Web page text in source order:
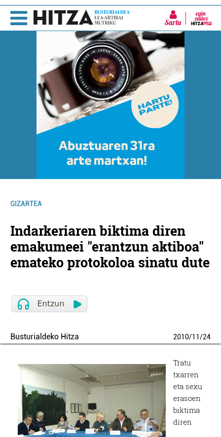
Sartu
GIZARTEA
Indarkeriaren biktima diren
emakumeei "erantzun aktiboa"
emateko protokoloa sinatu dute
Busturialdeko Hitza 2010/11/24
Tratu
txarren
eta sexu
erasoen
biktima
diren